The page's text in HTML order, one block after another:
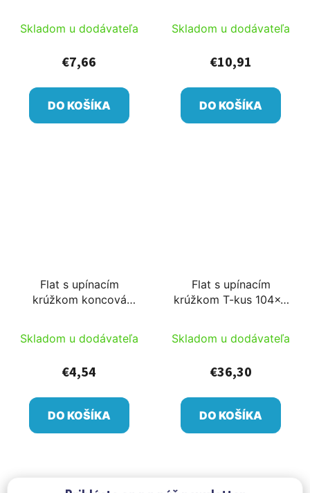
Skladom u dodávateľa
€7,66
DO KOŠÍKA
Skladom u dodávateľa
€10,91
DO KOŠÍKA
Flat s upínacím
krúžkom koncová
Skladom u dodávateľa
€4,54
DO KOŠÍKA
Flat s upínacím
krúžkom T-kus 104x4
Skladom u dodávateľa
€36,30
DO KOŠÍKA